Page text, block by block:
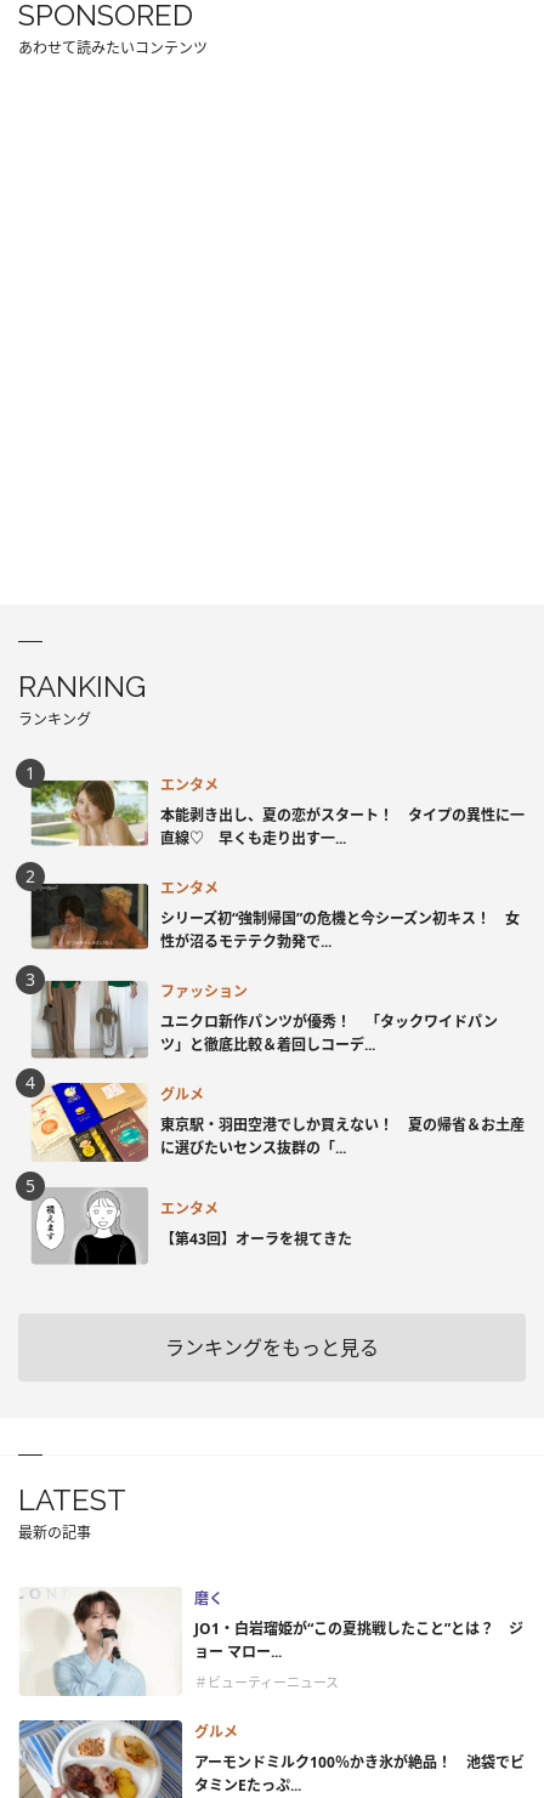
SPONSORED
あわせて読みたいコンテンツ
RANKING
ランキング
エンタメ
本能剥き出し、夏の恋がスタート！ タイプの異性に一
直線♡ 早くも走り出す一...
エンタメ
シリーズ初“強制帰国”の危機と今シーズン初キス！ 女
性が沼るモテテク勃発で...
ファッション
ユニクロ新作パンツが優秀！ 「タックワイドパン
ツ」と徹底比較＆着回しコーデ...
グルメ
東京駅・羽田空港でしか買えない！ 夏の帰省＆お土産
に選びたいセンス抜群の「...
エンタメ
【第43回】オーラを視てきた
ランキングをもっと見る
LATEST
最新の記事
磨く
JO1・白岩瑠姫が“この夏挑戦したこと”とは？ ジ
ョー マロー...
＃ビューティーニュース
グルメ
アーモンドミルク100％かき氷が絶品！ 池袋でビ
タミンEたっぷ...